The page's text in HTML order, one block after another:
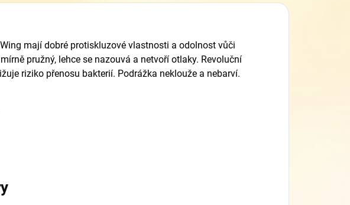
mají dobré protiskluzové vlastnosti a odolnost vůči
pružný, lehce se nazouvá a netvoří otlaky. Revoluční
riziko přenosu bakterií. Podrážka neklouže a nebarví.